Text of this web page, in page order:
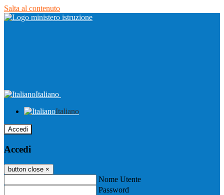
Salta al contenuto
Italiano
Italiano
Accedi
Accedi
button close ×
Nome Utente
Password